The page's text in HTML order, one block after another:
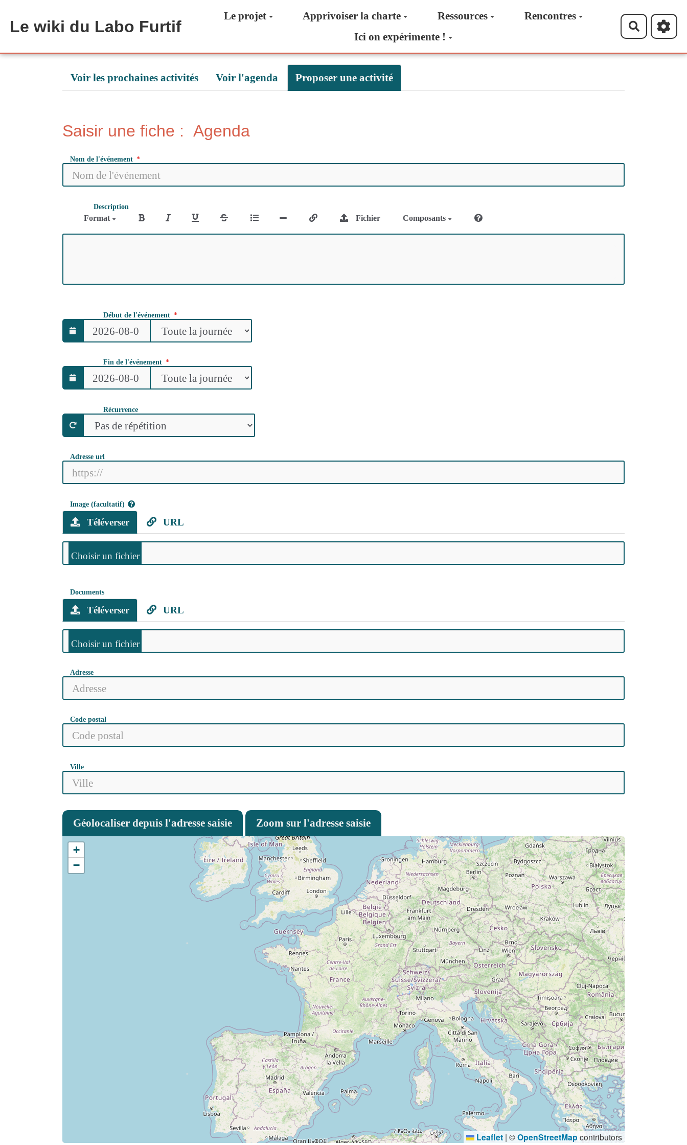
Le wiki du Labo Furtif
Le projet Apprivoiser la charte Ressources
Rencontres
Ici on expérimente !
Voir les prochaines activités Voir l'agenda Proposer une activité
Saisir une fiche : Agenda
Nom de l'événement
Description
Format Fichier Composants
Début de l'événement
Fin de l'événement
Récurrence
Adresse url
Image (facultatif)
Téléverser URL
Documents
Téléverser URL
Adresse
Code postal
Ville
Géolocaliser depuis l'adresse saisie Zoom sur l'adresse saisie
+
−
Leaflet | ©OpenStreetMap contributors